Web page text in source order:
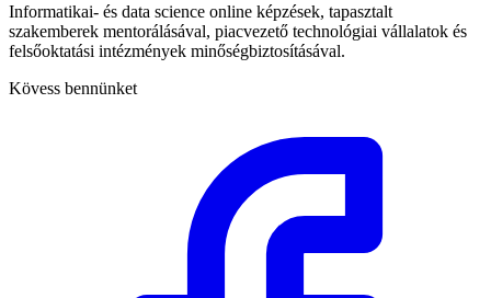
Informatikai- és data science online képzések, tapasztalt
szakemberek mentorálásával, piacvezető technológiai vállalatok és
felsőoktatási intézmények minőségbiztosításával.
Kövess bennünket